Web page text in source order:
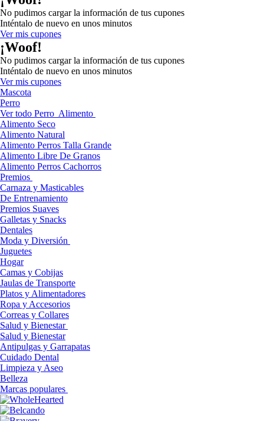
No pudimos cargar la información de tus cupones
Inténtalo de nuevo en unos minutos
Ver mis cupones
¡Woof!
No pudimos cargar la información de tus cupones
Inténtalo de nuevo en unos minutos
Ver mis cupones
Mascota
Perro
Ver todo Perro Alimento
Alimento Seco
Alimento Natural
Alimento Perros Talla Grande
Alimento Libre De Granos
Alimento Perros Cachorros
Premios
Carnaza y Masticables
De Entrenamiento
Premios Suaves
Galletas y Snacks
Dentales
Moda y Diversión
Juguetes
Hogar
Camas y Cobijas
Jaulas de Transporte
Platos y Alimentadores
Ropa y Accesorios
Correas y Collares
Salud y Bienestar
Salud y Bienestar
Antipulgas y Garrapatas
Cuidado Dental
Limpieza y Aseo
Belleza
Marcas populares